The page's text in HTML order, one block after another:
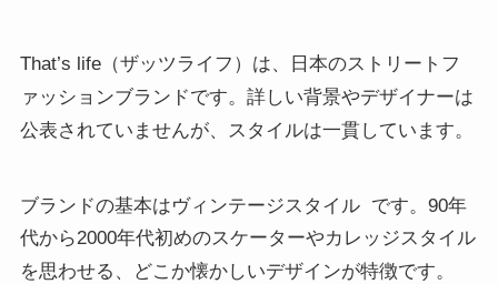
That’s life（ザッツライフ）は、日本のストリートフ
ァッションブランドです。詳しい背景やデザイナーは
公表されていませんが、スタイルは一貫しています。
ブランドの基本はヴィンテージスタイル です。90年
代から2000年代初めのスケーターやカレッジスタイル
を思わせる、どこか懐かしいデザインが特徴です。